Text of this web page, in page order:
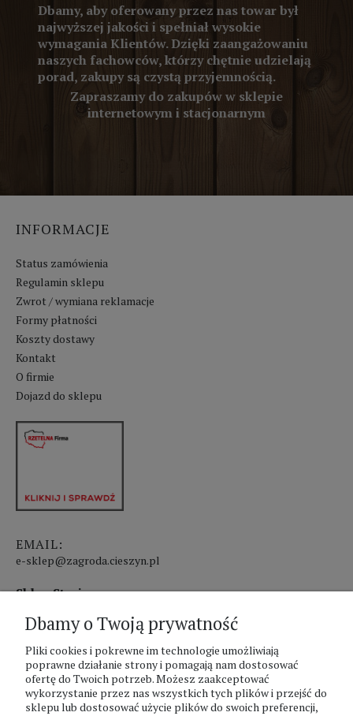
Dbamy, aby oferowany przez nas towar był
najwyższej jakości i spełniał wysokie
wymagania Klientów. Dzięki zaangażowaniu
naszych fachowców, którzy chętnie udzielają
porad, zakupy są czystą przyjemnością.
Zapraszamy do zakupów w sklepie
internetowym i stacjonarnym
INFORMACJE
Status zamówienia
Regulamin sklepu
Zwrot / wymiana reklamacje
Formy płatności
Koszty dostawy
Kontakt
O firmie
Dojazd do sklepu
EMAIL:
e-sklep@zagroda.cieszyn.pl
Sklep Stacjonarny czynny:
pon.-pt. 8:00 - 17:00
sobota 8:00 - 13:00
PHU Zagroda A.Szlaur
ZAGRODA Centrum Ogrodnicze
Dbamy o Twoją prywatność
Pliki cookies i pokrewne im technologie umożliwiają
poprawne działanie strony i pomagają nam dostosować
ofertę do Twoich potrzeb. Możesz zaakceptować
wykorzystanie przez nas wszystkich tych plików i przejść do
sklepu lub dostosować użycie plików do swoich preferencji,